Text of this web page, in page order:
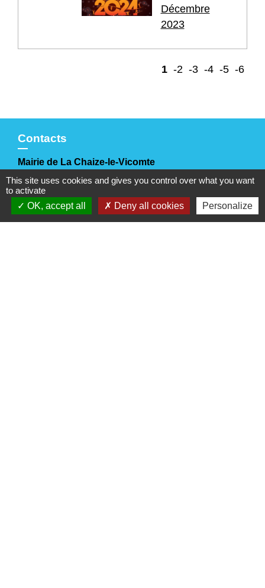
Décembre
2023
1 -2 -3 -4 -5 -6
Contacts
Mairie de La Chaize-le-Vicomte
4 rue des Noyers
85310 La Chaize-le-Vicomte - FRANCE
+33 2 51 05 70 21
This site uses cookies and gives you control over what you want
to activate
OK, accept all
Deny all cookies Personalize